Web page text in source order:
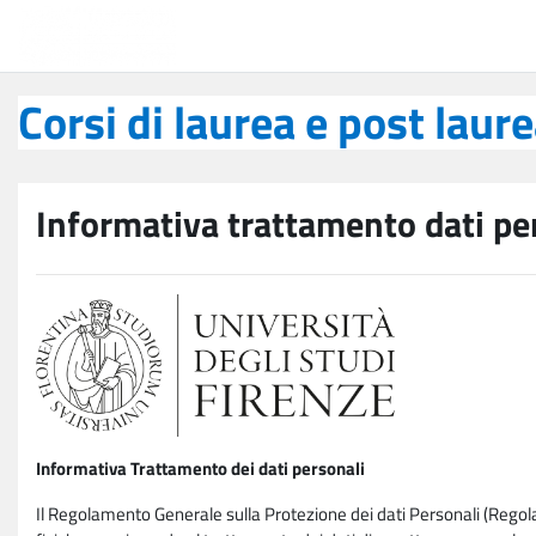
Corsi di laurea e post
Informativa trattamento dati
Informativa Trattamento dei dati personali
Il Regolamento Generale sulla Protezione dei dati Personali